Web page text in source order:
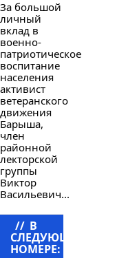
За большой
личный
вклад в
военно-
патриотическое
воспитание
населения
активист
ветеранского
движения
Барыша,
член
районной
лекторской
группы
Виктор
Васильевич...
// В
СЛЕДУЮЩЕМ
НОМЕРЕ: